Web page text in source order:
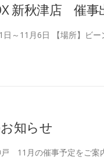
新秋津店 催事
日～11月6日 【場所】ビ
知らせ
戸 11月の催事予定をご案